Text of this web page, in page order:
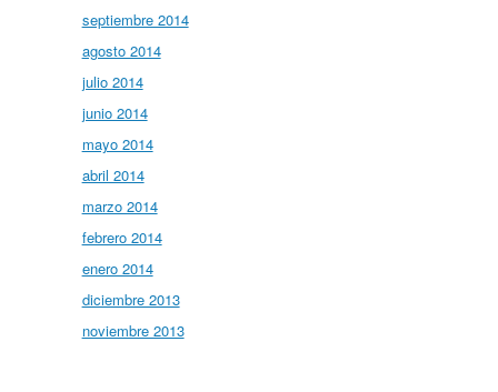
septiembre 2014
agosto 2014
julio 2014
junio 2014
mayo 2014
abril 2014
marzo 2014
febrero 2014
enero 2014
diciembre 2013
noviembre 2013